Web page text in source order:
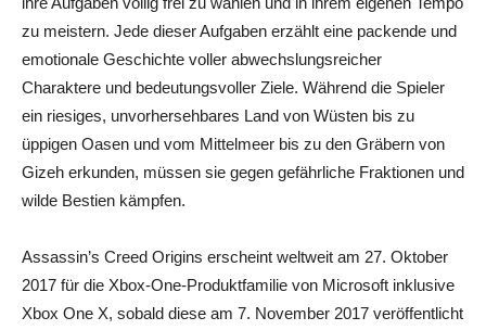
zu meistern. Jede dieser Aufgaben erzählt eine packende und
emotionale Geschichte voller abwechslungsreicher
Charaktere und bedeutungsvoller Ziele. Während die Spieler
ein riesiges, unvorhersehbares Land von Wüsten bis zu
üppigen Oasen und vom Mittelmeer bis zu den Gräbern von
Gizeh erkunden, müssen sie gegen gefährliche Fraktionen und
wilde Bestien kämpfen.
Assassin’s Creed Origins erscheint weltweit am 27. Oktober
2017 für die Xbox-One-Produktfamilie von Microsoft inklusive
Xbox One X, sobald diese am 7. November 2017 veröffentlicht